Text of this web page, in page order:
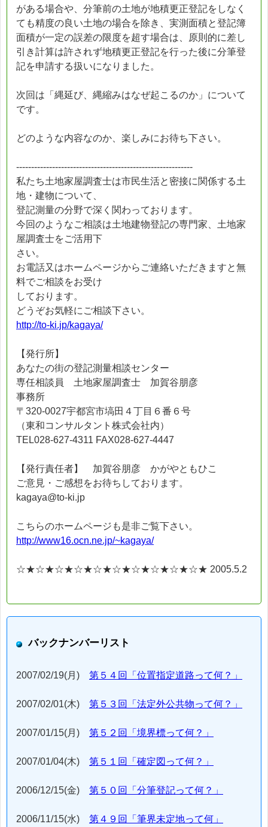
がある場合や、分筆前の土地が地積更正登記をしなく
ても精度の良い土地の場合を除き、実測面積と登記簿
面積が一定の誤差の限度を超す場合は、原則的に差し
引き計算は許されず地積更正登記を行った後に分筆登
記を申請する扱いになりました。
次回は「縄延び、縄縮みはなぜ起こるのか」について
です。
どのような内容なのか、楽しみにお待ち下さい。
-----------------------------------------------------------
私たち土地家屋調査士は市民生活と密接に関係する土
地・建物について、
登記測量の分野で深く関わっております。
今回のようなご相談は土地建物登記の専門家、土地家
屋調査士をご活用下
さい。
お電話又はホームページからご連絡いただきますと無
料でご相談をお受け
しております。
どうぞお気軽にご相談下さい。
http://to-ki.jp/kagaya/
【発行所】
あなたの街の登記測量相談センター
専任相談員 土地家屋調査士 加賀谷朋彦
事務所
〒320-0027宇都宮市塙田４丁目６番６号
（東和コンサルタント株式会社内）
TEL028-627-4311 FAX028-627-4447
【発行責任者】 加賀谷朋彦 かがやともひこ
ご意見・ご感想をお待ちしております。
kagaya@to-ki.jp
こちらのホームページも是非ご覧下さい。
http://www16.ocn.ne.jp/~kagaya/
☆★☆★☆★☆★☆★☆★☆★☆★☆★☆★ 2005.5.2
バックナンバーリスト
2007/02/19(月) 第５４回「位置指定道路って何？」
2007/02/01(木) 第５３回「法定外公共物って何？」
2007/01/15(月) 第５２回「境界標って何？」
2007/01/04(木) 第５１回「確定図って何？」
2006/12/15(金) 第５０回「分筆登記って何？」
2006/11/15(水) 第４９回「筆界未定地って何」